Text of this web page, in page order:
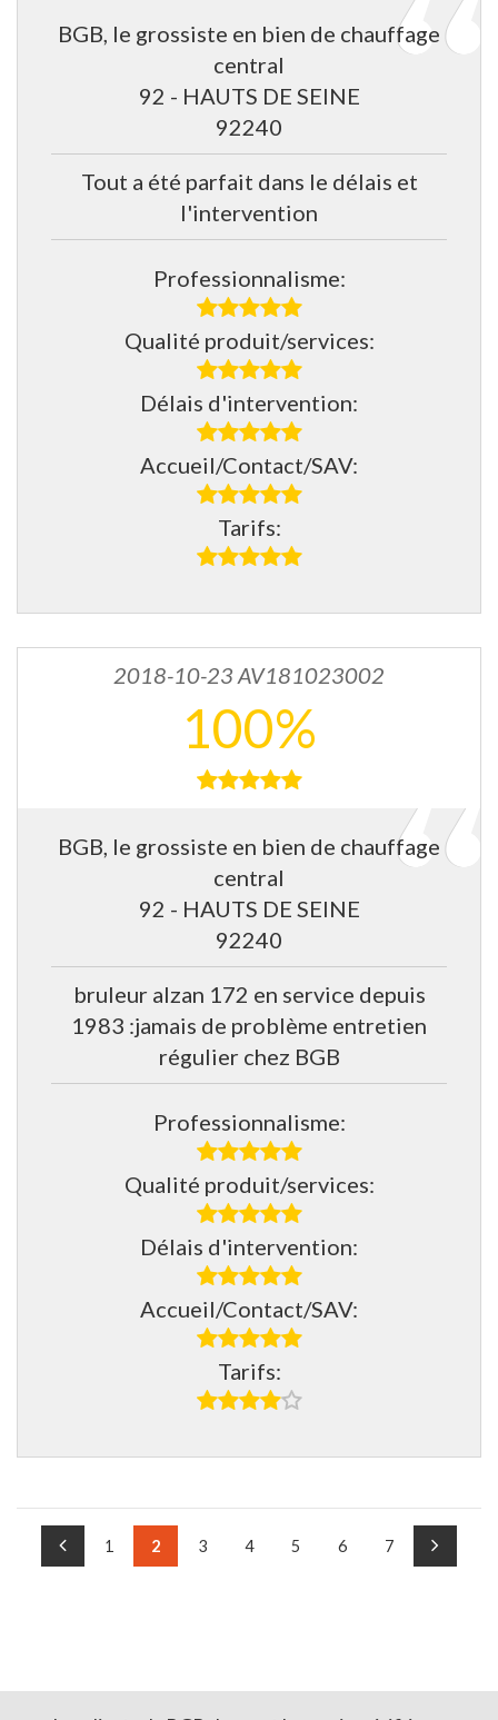
BGB, le grossiste en bien de chauffage
central
92 - HAUTS DE SEINE
92240
Tout a été parfait dans le délais et
l'intervention
Professionnalisme:
Qualité produit/services:
Délais d'intervention:
Accueil/Contact/SAV:
Tarifs:
2018-10-23 AV181023002
100%
BGB, le grossiste en bien de chauffage
central
92 - HAUTS DE SEINE
92240
bruleur alzan 172 en service depuis
1983 :jamais de problème entretien
régulier chez BGB
Professionnalisme:
Qualité produit/services:
Délais d'intervention:
Accueil/Contact/SAV:
Tarifs:
1 2 3 4 5 6 7